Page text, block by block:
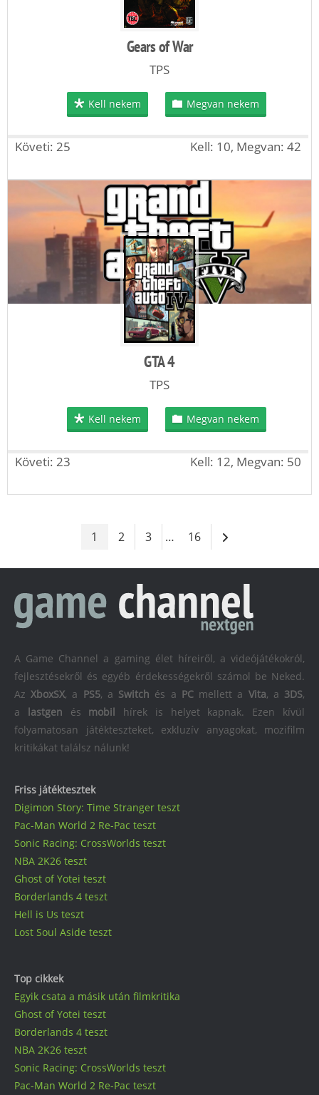
Gears of War
TPS
Kell nekem Megvan nekem
Követi: 25 Kell: 10, Megvan: 42
GTA 4
TPS
Kell nekem Megvan nekem
Követi: 23 Kell: 12, Megvan: 50
1 2 3 … 16
Friss játéktesztek
Digimon Story: Time Stranger teszt
Pac-Man World 2 Re-Pac teszt
Sonic Racing: CrossWorlds teszt
NBA 2K26 teszt
Ghost of Yotei teszt
Borderlands 4 teszt
Hell is Us teszt
Lost Soul Aside teszt
Top cikkek
Egyik csata a másik után filmkritika
Ghost of Yotei teszt
Borderlands 4 teszt
NBA 2K26 teszt
Sonic Racing: CrossWorlds teszt
Pac-Man World 2 Re-Pac teszt
A Game Channel a gaming élet híreiről, a videójátékokról,
fejlesztésekről és egyéb érdekességekről számol be Neked.
AzXboxSX, a PS5, a Switch és a PCmellett a Vita, a 3DS,
a lastgen és mobil hírek is helyet kapnak. Ezen kívül
folyamatosan játékteszteket, exkluzív anyagokat, mozifilm
kritikákat találsz nálunk!